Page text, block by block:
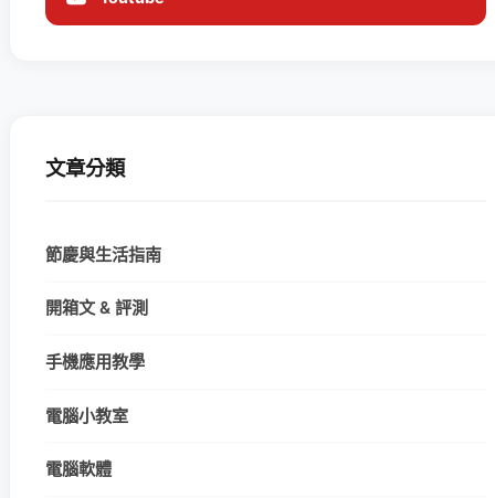
文章分類
節慶與生活指南
開箱文 & 評測
手機應用教學
電腦小教室
電腦軟體